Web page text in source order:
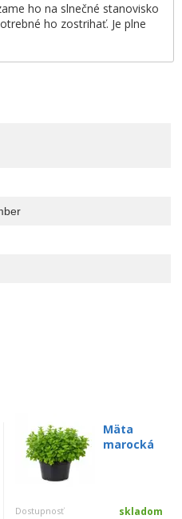
Mäta
marocká
Dostupnosť skladom
ho na slnečné stanovisko
ho zostrihať. Je plne